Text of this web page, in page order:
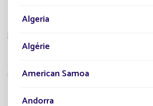
El perfil de iluminación «Potencia
aplicaciones que requieren una iluminación
nivel (Alumbrado de seguridad, rotondas).
Algeria
Algérie
American Samoa
Andorra